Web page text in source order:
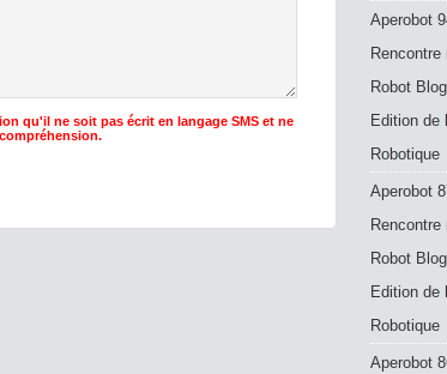
qu'il ne soit pas écrit en langage SMS et ne
Aperobot
Rencontre
Robot Blog
Edition de
Robotique
Aperobot
Rencontre
Robot Blog
Edition de
Robotique
Aperobot